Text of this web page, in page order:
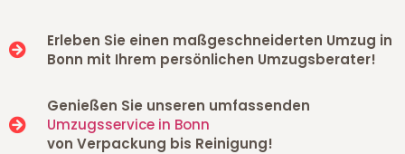
Erleben Sie einen maßgeschneiderten Umzug in
Bonn mit Ihrem persönlichen Umzugsberater!
Genießen Sie unseren umfassenden
Umzugsservice in Bonn
von Verpackung bis Reinigung!